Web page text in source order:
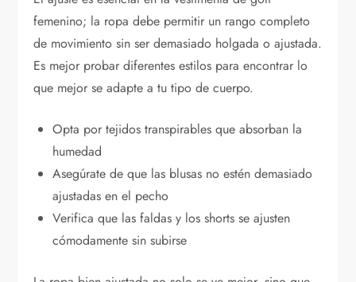
femenino; la ropa debe permitir un rango completo
de movimiento sin ser demasiado holgada o ajustada.
Es mejor probar diferentes estilos para encontrar lo
que mejor se adapte a tu tipo de cuerpo.
Opta por tejidos transpirables que absorban la
humedad
Asegúrate de que las blusas no estén demasiado
ajustadas en el pecho
Verifica que las faldas y los shorts se ajusten
cómodamente sin subirse